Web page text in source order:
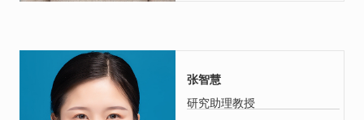
张智慧
研究助理教授